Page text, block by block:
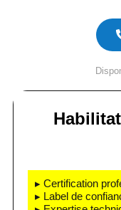
▸ Certification
▸ Label de